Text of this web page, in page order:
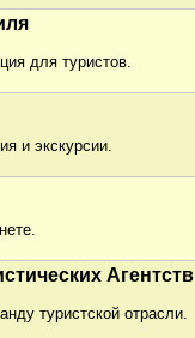
для туристов.
и экскурсии.
Агентств
туристской отрасли.